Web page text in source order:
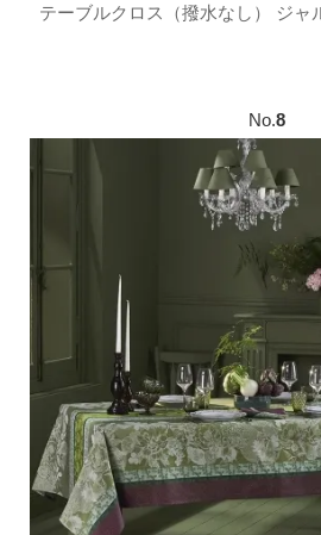
テーブルクロス（撥水なし） ジャ
No.8